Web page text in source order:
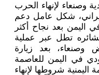
وصنعاء لإنهاء الحرب
شكل عامل دعم
اليمن بعد نجاح أكثر
تطل عبر عملية
وصنعاء، بعد زيارة
في اليمن للعاصمة
شروطها لإنهاء